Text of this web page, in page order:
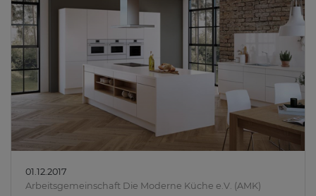
01.12.2017
Arbeitsgemeinschaft Die Moderne Küche e.V. (AMK)